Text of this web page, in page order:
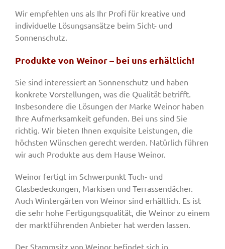
Wir empfehlen uns als Ihr Profi für kreative und
individuelle Lösungsansätze beim Sicht- und
Sonnenschutz.
Produkte von Weinor – bei uns erhältlich!
Sie sind interessiert an Sonnenschutz und haben
konkrete Vorstellungen, was die Qualität betrifft.
Insbesondere die Lösungen der Marke Weinor haben
Ihre Aufmerksamkeit gefunden. Bei uns sind Sie
richtig. Wir bieten Ihnen exquisite Leistungen, die
höchsten Wünschen gerecht werden. Natürlich führen
wir auch Produkte aus dem Hause Weinor.
Weinor fertigt im Schwerpunkt Tuch- und
Glasbedeckungen, Markisen und Terrassendächer.
Auch Wintergärten von Weinor sind erhältlich. Es ist
die sehr hohe Fertigungsqualität, die Weinor zu einem
der marktführenden Anbieter hat werden lassen.
Der Stammsitz von Weinor befindet sich in